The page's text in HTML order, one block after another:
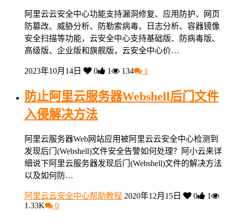
阿里云云安全中心功能支持漏洞修复、应用防护、网页
防篡改、威胁分析、防勒索病毒、日志分析、容器镜像
安全扫描等功能，云安全中心支持基础版、防病毒版、
高级版、企业版和旗舰版，云安全中心价…
2023年10月14日 0 1 134 1
防止阿里云服务器Webshell后门文件
入侵解决方法
阿里云服务器Web网站应用被阿里云云安全中心检测到
发现后门(Webshell)文件安全告警如何处理？阿小云来详
细说下阿里云服务器发现后门(Webshell)文件的解决方法
以及如何防…
阿里云云安全中心帮助教程 2020年12月15日 0
1
1.33K
0